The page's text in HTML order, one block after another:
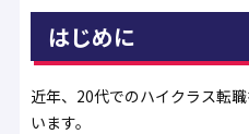
はじめに
近年、20代でのハイクラス転
います。